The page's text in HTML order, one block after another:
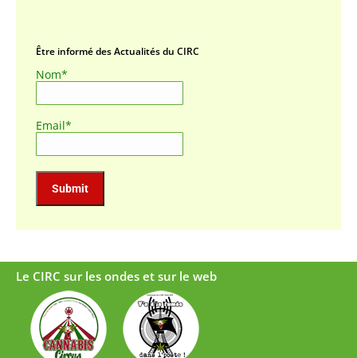
Être informé des Actualités du CIRC
Nom*
Email*
Le CIRC sur les ondes et sur le web